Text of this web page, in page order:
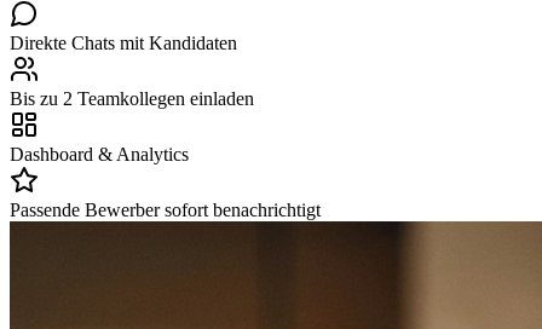
Direkte Chats mit Kandidaten
Bis zu 2 Teamkollegen einladen
Dashboard & Analytics
Passende Bewerber sofort benachrichtigt